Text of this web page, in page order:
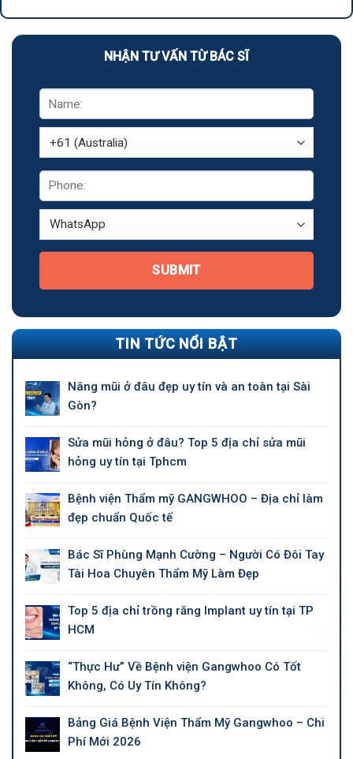
NHẬN TƯ VẤN TỪ BÁC SĨ
SUBMIT
TIN TỨC NỔI BẬT
Nâng mũi ở đâu đẹp uy tín và an toàn tại Sài
Gòn?
Sửa mũi hỏng ở đâu? Top 5 địa chỉ sửa mũi
hỏng uy tín tại Tphcm
Bệnh viện Thẩm mỹ GANGWHOO – Địa chỉ làm
đẹp chuẩn Quốc tế
Bác Sĩ Phùng Mạnh Cường – Người Có Đôi Tay
Tài Hoa Chuyên Thẩm Mỹ Làm Đẹp
Top 5 địa chỉ trồng răng Implant uy tín tại TP
HCM
“Thực Hư” Về Bệnh viện Gangwhoo Có Tốt
Không, Có Uy Tín Không?
Bảng Giá Bệnh Viện Thẩm Mỹ Gangwhoo – Chi
Phí Mới 2026